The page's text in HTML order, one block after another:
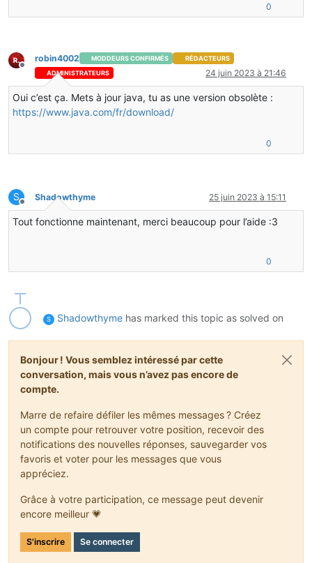
0
Hors-ligne
robin4002 MODDEURS CONFIRMÉS
RÉDACTEURS
ADMINISTRATEURS
24 juin 2023 à 21:46
Oui c’est ça. Mets à jour java, tu as une version obsolète :
https://www.java.com/fr/download/
0
S
Hors-ligne
Shadowthyme 25 juin 2023 à 15:11
Tout fonctionne maintenant, merci beaucoup pour l’aide :3
0
S Shadowthyme has marked this topic as solved on
Bonjour ! Vous semblez intéressé par cette
conversation, mais vous n’avez pas encore de
compte.
Marre de refaire défiler les mêmes messages ? Créez
un compte pour retrouver votre position, recevoir des
notifications des nouvelles réponses, sauvegarder vos
favoris et voter pour les messages que vous
appréciez.
Grâce à votre participation, ce message peut devenir
encore meilleur 💗
S'inscrire Se connecter